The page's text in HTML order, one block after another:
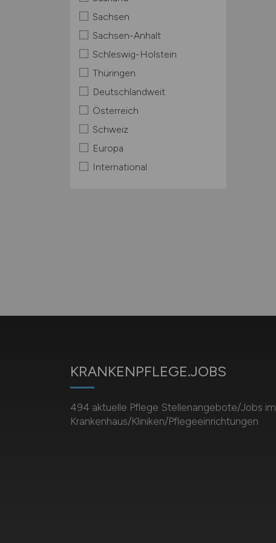
Sachsen
Sachsen-Anhalt
Schleswig-Holstein
Thüringen
Deutschlandweit
Österreich
Schweiz
Europa
International
KRANKENPFLEGE.JOBS
494 aktuelle Pflege Stellenangebote/Jobs im
Krankenhaus/Kliniken/Pflegeeinrichtungen